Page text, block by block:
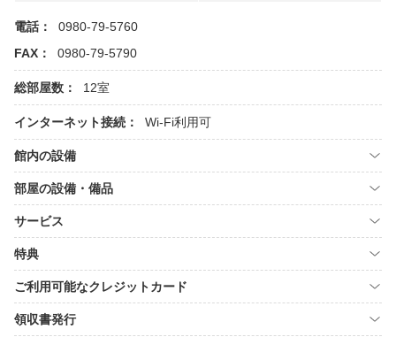
電話：
0980-79-5760
FAX：
0980-79-5790
総部屋数： 12室
インターネット接続： Wi-Fi利用可
館内の設備
部屋の設備・備品
サービス
特典
ご利用可能なクレジットカード
領収書発行